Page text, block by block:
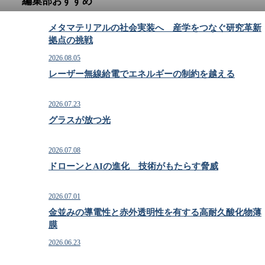
メタマテリアルの社会実装へ 産学をつなぐ研究革新
拠点の挑戦
2026.08.05
レーザー無線給電でエネルギーの制約を越える
2026.07.23
グラスが放つ光
2026.07.08
ドローンとAIの進化 技術がもたらす脅威
2026.07.01
金並みの導電性と赤外透明性を有する高耐久酸化物薄
膜
2026.06.23